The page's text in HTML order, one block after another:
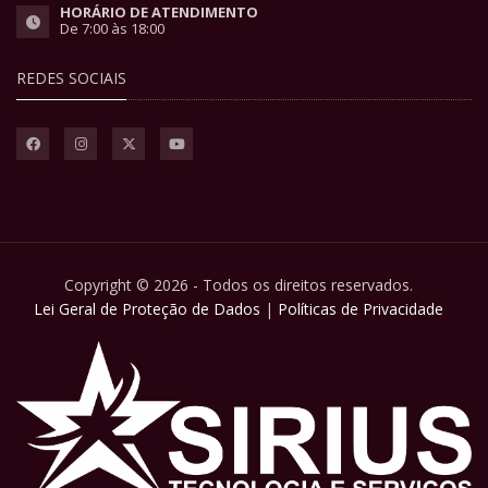
HORÁRIO DE ATENDIMENTO
De 7:00 às 18:00
REDES SOCIAIS
Copyright © 2026 - Todos os direitos reservados.
Lei Geral de Proteção de Dados | Políticas de Privacidade